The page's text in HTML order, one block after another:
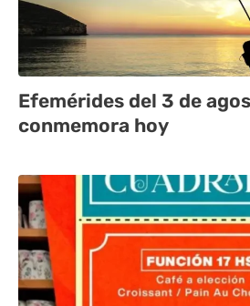
Efemérides del 3 de
conmemora hoy